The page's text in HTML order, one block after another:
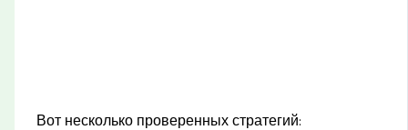
Вот несколько проверенных стратегий: